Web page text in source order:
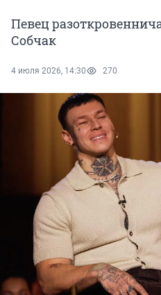
Певец
Собчак
4 июля 2026, 14:30 270